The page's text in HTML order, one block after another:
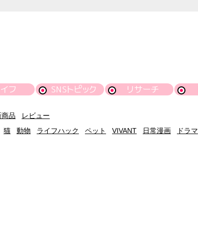
フ SNSトピック リサーチ
商品
レビュー
猫 動物 ライフハック ペット VIVANT 日常漫画 ドラマ